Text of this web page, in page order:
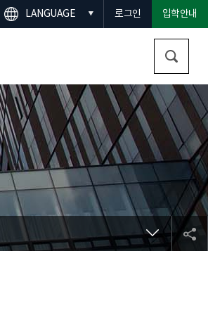
LANGUAGE 로그인 입학안내